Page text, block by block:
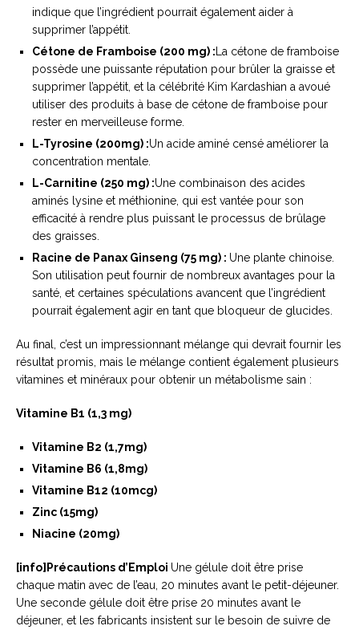
indique que l’ingrédient pourrait également aider à
supprimer l’appétit.
Cétone de Framboise (200 mg) : La cétone de framboise
possède une puissante réputation pour brûler la graisse et
supprimer l’appétit, et la célébrité Kim Kardashian a avoué
utiliser des produits à base de cétone de framboise pour
rester en merveilleuse forme.
L-Tyrosine (200mg) :Un acide aminé censé améliorer la
concentration mentale.
L-Carnitine (250 mg) :Une combinaison des acides
aminés lysine et méthionine, qui est vantée pour son
efficacité à rendre plus puissant le processus de brûlage
des graisses.
Racine de Panax Ginseng (75 mg) : Une plante chinoise.
Son utilisation peut fournir de nombreux avantages pour la
santé, et certaines spéculations avancent que l’ingrédient
pourrait également agir en tant que bloqueur de glucides.
Au final, c’est un impressionnant mélange qui devrait fournir les
résultat promis, mais le mélange contient également plusieurs
vitamines et minéraux pour obtenir un métabolisme sain :
Vitamine B1 (1,3 mg)
Vitamine B2 (1,7mg)
Vitamine B6 (1,8mg)
Vitamine B12 (10mcg)
Zinc (15mg)
Niacine (20mg)
[info]Précautions d’Emploi Une gélule doit être prise
chaque matin avec de l’eau, 20 minutes avant le petit-déjeuner.
Une seconde gélule doit être prise 20 minutes avant le
déjeuner, et les fabricants insistent sur le besoin de suivre de